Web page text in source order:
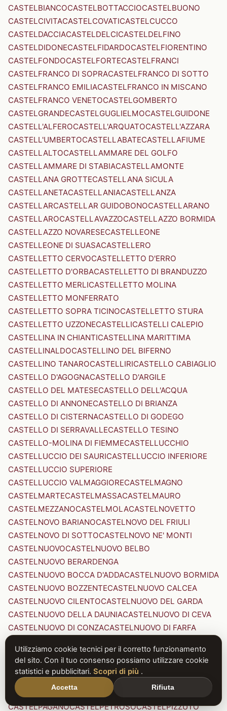
CASTELBIANCOCASTELBOTTACCIOCASTELBUONO
CASTELCIVITACASTELCOVATICASTELCUCCO
CASTELDACCIACASTELDELCICASTELDELFINO
CASTELDIDONECASTELFIDARDOCASTELFIORENTINO
CASTELFONDOCASTELFORTECASTELFRANCI
CASTELFRANCO DI SOPRACASTELFRANCO DI SOTTO
CASTELFRANCO EMILIACASTELFRANCO IN MISCANO
CASTELFRANCO VENETOCASTELGOMBERTO
CASTELGRANDECASTELGUGLIELMOCASTELGUIDONE
CASTELL'ALFEROCASTELL'ARQUATOCASTELL'AZZARA
CASTELL'UMBERTOCASTELLABATECASTELLAFIUME
CASTELLALTOCASTELLAMMARE DEL GOLFO
CASTELLAMMARE DI STABIACASTELLAMONTE
CASTELLANA GROTTECASTELLANA SICULA
CASTELLANETACASTELLANIACASTELLANZA
CASTELLARCASTELLAR GUIDOBONOCASTELLARANO
CASTELLAROCASTELLAVAZZOCASTELLAZZO BORMIDA
CASTELLAZZO NOVARESECASTELLEONE
CASTELLEONE DI SUASACASTELLERO
CASTELLETTO CERVOCASTELLETTO D'ERRO
CASTELLETTO D'ORBACASTELLETTO DI BRANDUZZO
CASTELLETTO MERLICASTELLETTO MOLINA
CASTELLETTO MONFERRATO
CASTELLETTO SOPRA TICINOCASTELLETTO STURA
CASTELLETTO UZZONECASTELLICASTELLI CALEPIO
CASTELLINA IN CHIANTICASTELLINA MARITTIMA
CASTELLINALDOCASTELLINO DEL BIFERNO
CASTELLINO TANAROCASTELLIRICASTELLO CABIAGLIO
CASTELLO D'AGOGNACASTELLO D'ARGILE
CASTELLO DEL MATESECASTELLO DELL'ACQUA
CASTELLO DI ANNONECASTELLO DI BRIANZA
CASTELLO DI CISTERNACASTELLO DI GODEGO
CASTELLO DI SERRAVALLECASTELLO TESINO
CASTELLO-MOLINA DI FIEMMECASTELLUCCHIO
CASTELLUCCIO DEI SAURICASTELLUCCIO INFERIORE
CASTELLUCCIO SUPERIORE
CASTELLUCCIO VALMAGGIORECASTELMAGNO
CASTELMARTECASTELMASSACASTELMAURO
CASTELMEZZANOCASTELMOLACASTELNOVETTO
CASTELNOVO BARIANOCASTELNOVO DEL FRIULI
CASTELNOVO DI SOTTOCASTELNOVO NE' MONTI
CASTELNUOVOCASTELNUOVO BELBO
CASTELNUOVO BERARDENGA
CASTELNUOVO BOCCA D'ADDACASTELNUOVO BORMIDA
CASTELNUOVO BOZZENTECASTELNUOVO CALCEA
CASTELNUOVO CILENTOCASTELNUOVO DEL GARDA
CASTELNUOVO DELLA DAUNIACASTELNUOVO DI CEVA
CASTELNUOVO DI CONZACASTELNUOVO DI FARFA
CASTELNUOVO DI PORTO CASTELNUOVO DON BOSCO
CASTELNUOVO MAGRACASTELNUOVO NIGRA
CASTELNUOVO PARANOCASTELNUOVO RANGONE
CASTELNUOVO SCRIVIA
CASTELNUOVO VAL DI CECINA
CASTELPAGANOCASTELPETROSOCASTELPIZZUTO
Utilizziamo cookie tecnici per il corretto funzionamento
del sito. Con il tuo consenso possiamo utilizzare cookie
statistici e pubblicitari. Scopri di più .
Accetta Rifiuta